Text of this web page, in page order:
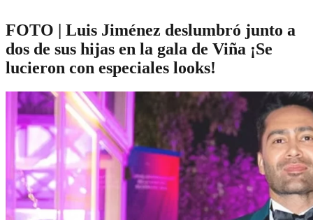
FOTO | Luis Jiménez deslumbró junto a
dos de sus hijas en la gala de Viña ¡Se
lucieron con especiales looks!